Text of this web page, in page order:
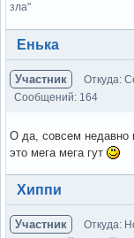
зла"
Вне форума
Енька
Участник Откуда:
Сообщений: 164
О да, совсем недавно
это мега мега гут
Вне форума
Хиппи
Участник Откуда: